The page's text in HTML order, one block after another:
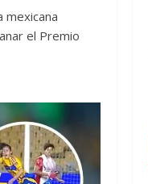
mexicana
el Premio